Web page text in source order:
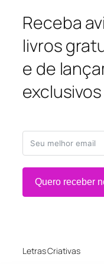
Receba
livros
e de
exclusivos
Quero receber
Letras Criativas